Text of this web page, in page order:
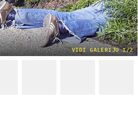
VIDI GALERIJU 1/2